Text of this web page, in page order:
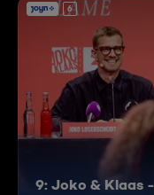
6
9: Joko & Klaas